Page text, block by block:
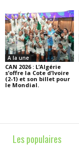
A la une
CAN 2026 : L’Algérie
s’offre la Cote d’Ivoire
(2-1) et son billet pour
le Mondial.
Les populaires